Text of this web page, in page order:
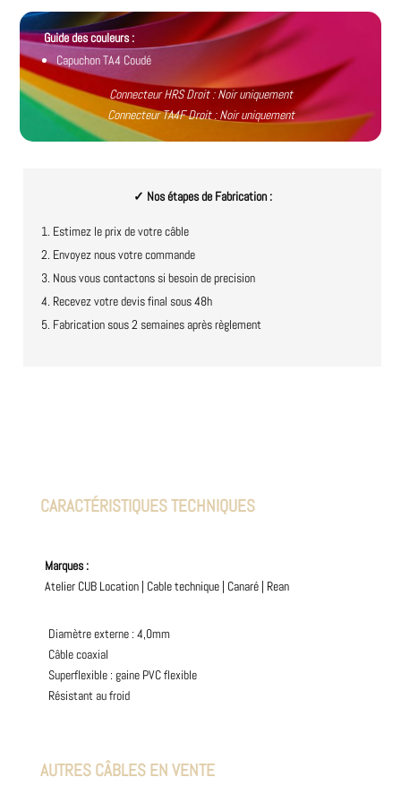
Guide des couleurs :
Capuchon TA4 Coudé
Connecteur HRS Droit : Noir uniquement
Connecteur TA4F Droit : Noir uniquement
✓ Nos étapes de Fabrication :
Estimez le prix de votre câble
Envoyez nous votre commande
Nous vous contactons si besoin de precision
Recevez votre devis final sous 48h
Fabrication sous 2 semaines après règlement
CARACTÉRISTIQUES TECHNIQUES
Marques :
Atelier CUB Location | Cable technique | Canaré | Rean
Diamètre externe : 4,0mm
Câble coaxial
Superflexible : gaine PVC flexible
Résistant au froid
AUTRES CÂBLES EN VENTE